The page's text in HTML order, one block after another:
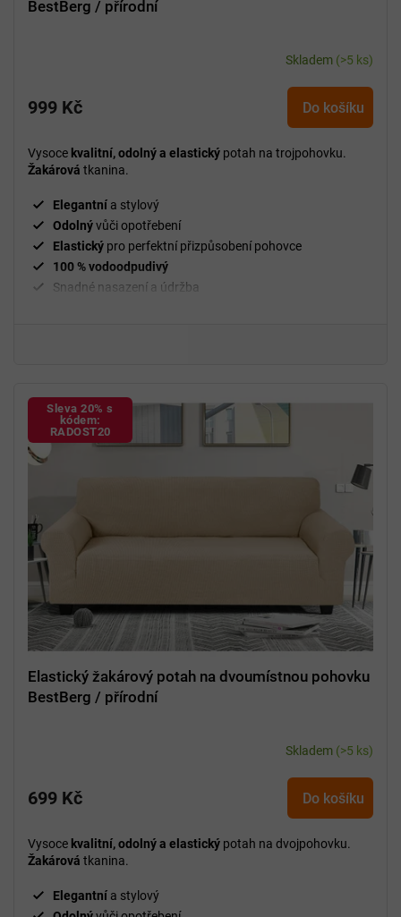
BestBerg / přírodní
Skladem (>5 ks)
999 Kč Do košíku
Vysoce kvalitní, odolný a elastický potah na trojpohovku.
Žakárová tkanina.
Elegantní a stylový
Odolnývůči opotřebení
Elastický pro perfektní přizpůsobení pohovce
100 % vodoodpudivý
Snadné nasazení a údržba
Sleva 20% s
kódem:
RADOST20
Elastický žakárový potah na dvoumístnou pohovku
BestBerg / přírodní
Skladem (>5 ks)
699 Kč Do košíku
Vysoce kvalitní, odolný a elastický potah na dvojpohovku.
Žakárová tkanina.
Elegantní a stylový